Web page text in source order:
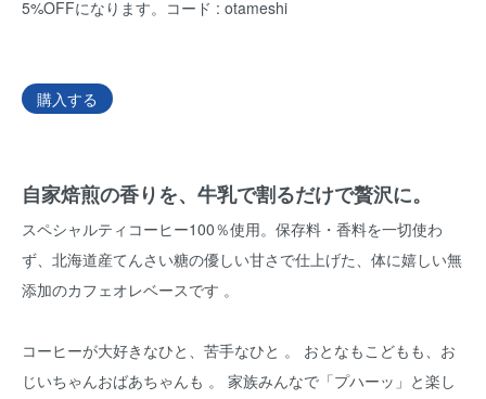
5%OFFになります。コード : otameshi
購入する
自家焙煎の香りを、牛乳で割るだけで贅沢に。
スペシャルティコーヒー100％使用。保存料・香料を一切使わ
ず、北海道産てんさい糖の優しい甘さで仕上げた、体に嬉しい無
添加のカフェオレベースです 。
コーヒーが大好きなひと、苦手なひと 。 おとなもこどもも、お
じいちゃんおばあちゃんも 。 家族みんなで「プハーッ」と楽し